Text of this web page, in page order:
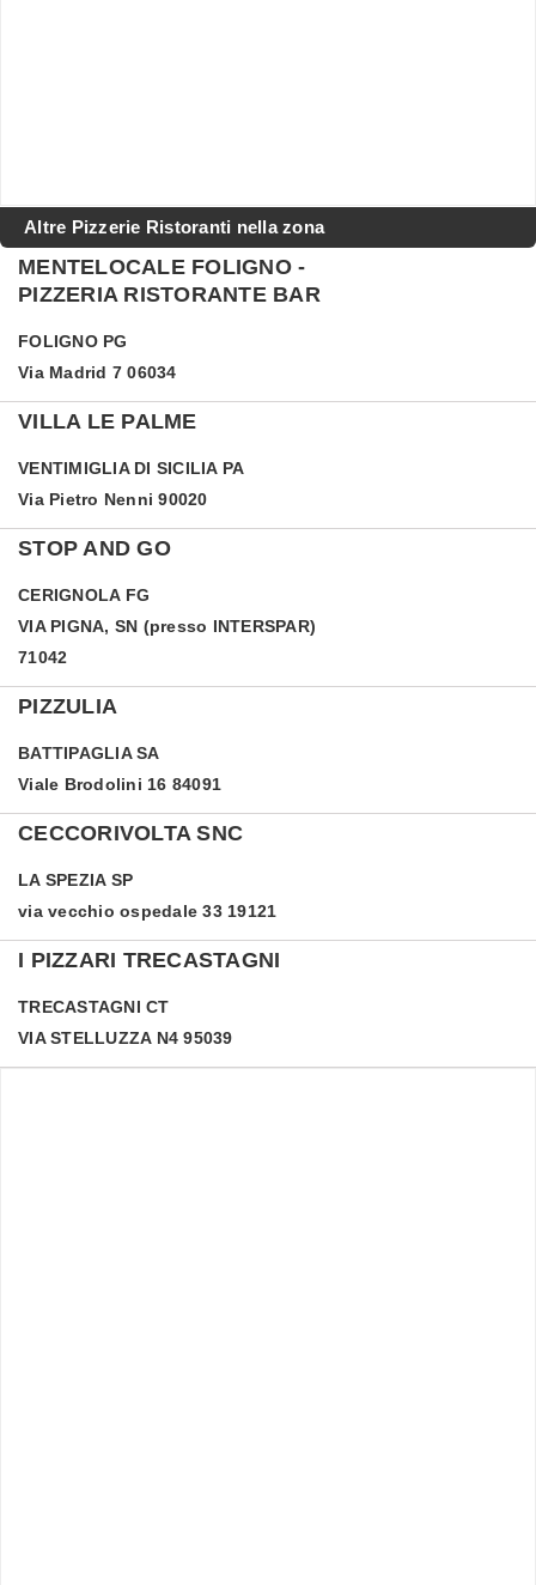
Altre Pizzerie Ristoranti nella zona
MENTELOCALE FOLIGNO -
PIZZERIA RISTORANTE BAR
FOLIGNO PG
Via Madrid 7 06034
VILLA LE PALME
VENTIMIGLIA DI SICILIA PA
Via Pietro Nenni 90020
STOP AND GO
CERIGNOLA FG
VIA PIGNA, SN (presso INTERSPAR)
71042
PIZZULIA
BATTIPAGLIA SA
Viale Brodolini 16 84091
CECCORIVOLTA SNC
LA SPEZIA SP
via vecchio ospedale 33 19121
I PIZZARI TRECASTAGNI
TRECASTAGNI CT
VIA STELLUZZA N4 95039